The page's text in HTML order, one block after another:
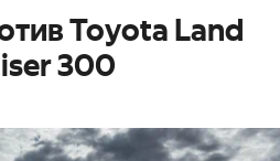
Toyota Land
300